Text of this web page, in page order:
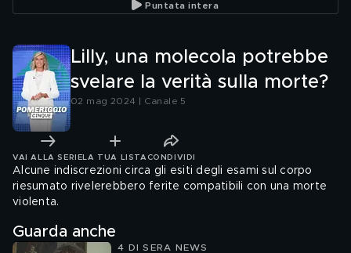
Puntata intera
Lilly, una molecola potrebbe
svelare la verità sulla morte?
02 mag 2024 | Canale 5
VAI ALLA SERIE LA TUA LISTA CONDIVIDI
Alcune indiscrezioni circa gli esiti degli esami sul corpo
riesumato rivelerebbero ferite compatibili con una morte
violenta.
Guarda anche
4 DI SERA NEWS